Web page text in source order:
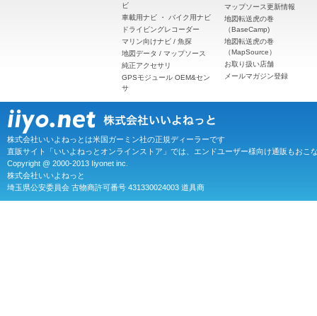
ビ
車載用ナビ ・ バイク用ナビ
ドライビングレコーダー
マリン向けナビ / 魚探
地図データ / マップソース
純正アクセサリ
GPSモジュール OEM&セン
サ
マップソース更新情報
地図転送虎の巻
（BaseCamp)
地図転送虎の巻
（MapSource）
お取り扱い店舗
メールマガジン登録
株式会社いいよねっとは米国ガーミン社の正規ディーラーです
直販サイト「いいよねっとオンラインストア」では、エンドユーザー様向け通販もおこ
Copyright @ 2000-2013 Iiyonet inc.
株式会社いいよねっと
埼玉県公安委員会 古物商許可番号 431330024003 道具商